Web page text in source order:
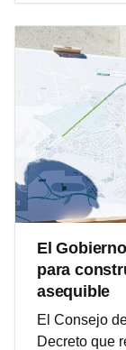
El
para
asequible
El Consejo
Decreto que